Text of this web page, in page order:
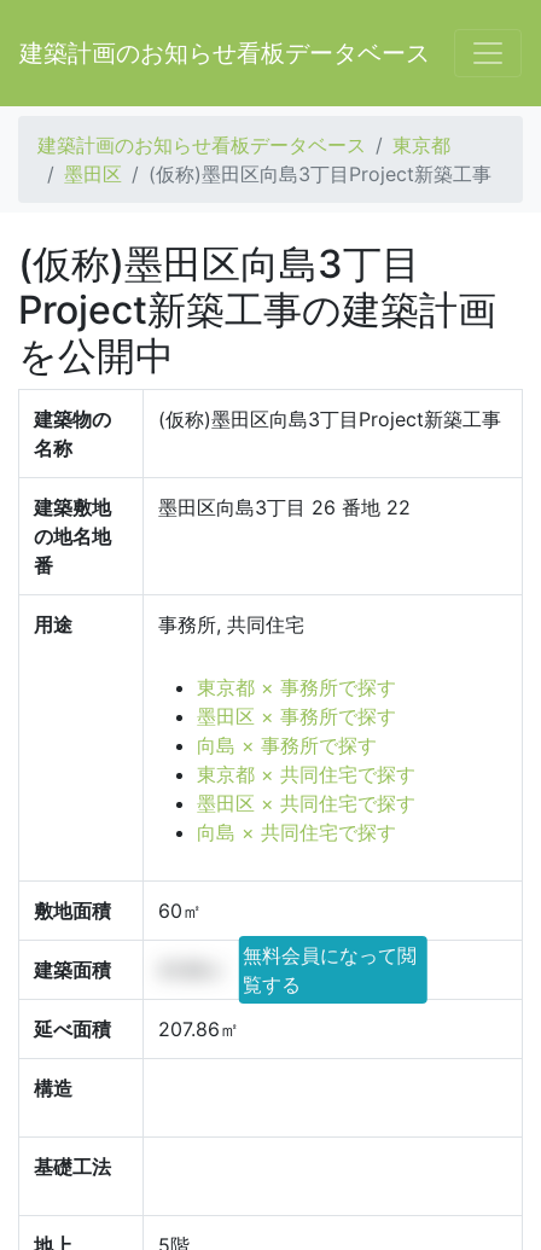
建築計画のお知らせ看板データベース
建築計画のお知らせ看板データベース
東京都
墨田区
(仮称)墨田区向島3丁目Project新築工事
(仮称)墨田区向島3丁目
Project新築工事の建築計画
を公開中
建築物の
名称
(仮称)墨田区向島3丁目Project新築工事
建築敷地
の地名地
番
墨田区向島3丁目 26 番地 22
用途 事務所, 共同住宅
東京都 × 事務所で探す
墨田区 × 事務所で探す
向島 × 事務所で探す
東京都 × 共同住宅で探す
墨田区 × 共同住宅で探す
向島 × 共同住宅で探す
敷地面積 60㎡
建築面積
無料会員になって閲
覧する
延べ面積
207.86㎡
構造
基礎工法
地上 5階